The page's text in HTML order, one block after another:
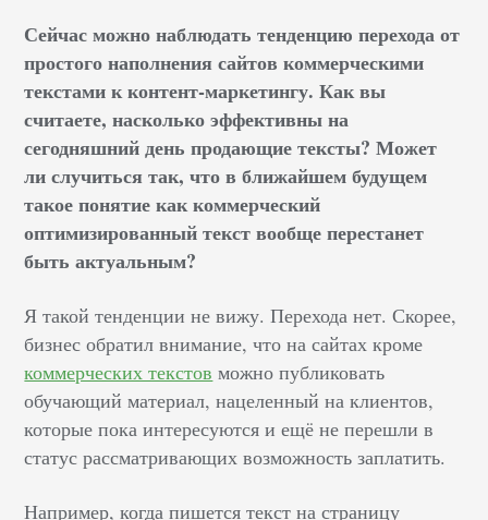
Сейчас можно наблюдать тенденцию перехода от
простого наполнения сайтов коммерческими
текстами к контент-маркетингу. Как вы
считаете, насколько эффективны на
сегодняшний день продающие тексты? Может
ли случиться так, что в ближайшем будущем
такое понятие как коммерческий
оптимизированный текст вообще перестанет
быть актуальным?
Я такой тенденции не вижу. Перехода нет. Скорее,
бизнес обратил внимание, что на сайтах кроме
коммерческих текстов можно публиковать
обучающий материал, нацеленный на клиентов,
которые пока интересуются и ещё не перешли в
статус рассматривающих возможность заплатить.
Например, когда пишется текст на страницу